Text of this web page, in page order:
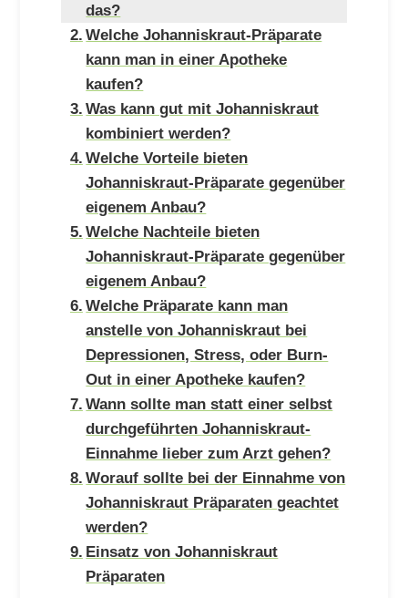
das?
Welche Johanniskraut-Präparate
kann man in einer Apotheke
kaufen?
Was kann gut mit Johanniskraut
kombiniert werden?
Welche Vorteile bieten
Johanniskraut-Präparate gegenüber
eigenem Anbau?
Welche Nachteile bieten
Johanniskraut-Präparate gegenüber
eigenem Anbau?
Welche Präparate kann man
anstelle von Johanniskraut bei
Depressionen, Stress, oder Burn-
Out in einer Apotheke kaufen?
Wann sollte man statt einer selbst
durchgeführten Johanniskraut-
Einnahme lieber zum Arzt gehen?
Worauf sollte bei der Einnahme von
Johanniskraut Präparaten geachtet
werden?
Einsatz von Johanniskraut
Präparaten